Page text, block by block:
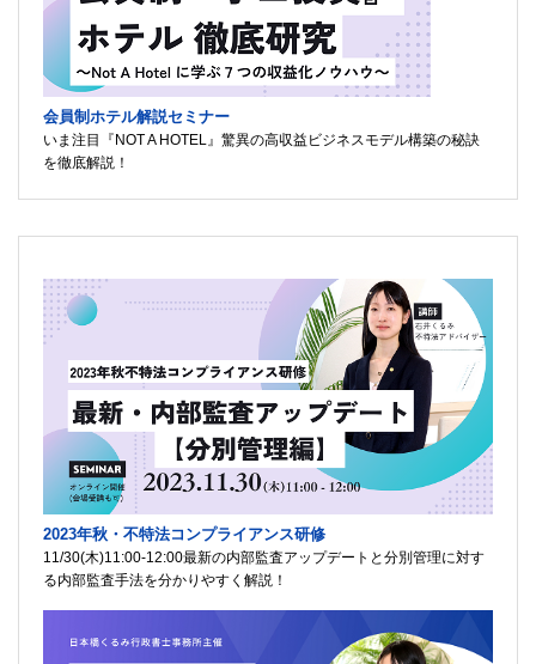
会員制ホテル解説セミナー
いま注目『NOT A HOTEL』驚異の高収益ビジネスモデル構築の秘訣
を徹底解説！
2023年秋・不特法コンプライアンス研修
11/30(木)11:00-12:00最新の内部監査アップデートと分別管理に対す
る内部監査手法を分かりやすく解説！